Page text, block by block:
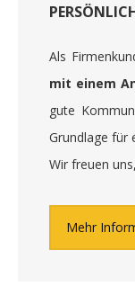
Als
mit einem
gute
Grundlage für
Wir freuen
Mehr